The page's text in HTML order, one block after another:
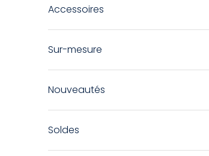
Accessoires
Sur-mesure
Nouveautés
Soldes